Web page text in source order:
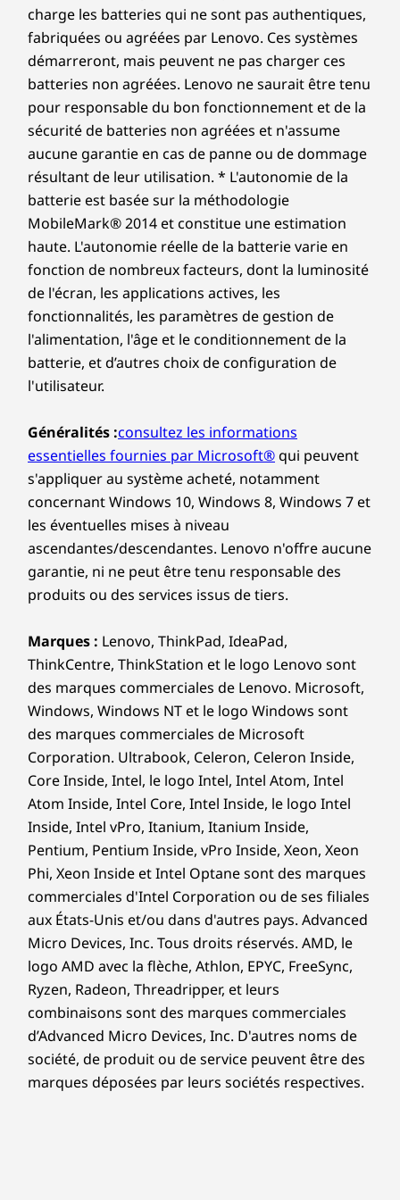
Performances
inégalées
Alimenté par un processeur Intel® Core™
jusqu'à la 14e génération avec Intel vPro®
Enterprise, l’ordinateur de bureau ThinkCentre
M70t Gen 5 est un moteur de performances et
d’efficacité. Les fonctionnalités innovantes de
l’IA au niveau de la puce optimisent les
performances du processeur, la vitesse du
ventilateur et la consommation énergétique.
Défense numérique
assurée
Protégez vos données et votre entreprise avec
ThinkShield, notre suite complète de solutions
de sécurité, dotée du discret Trusted Platform
Module (dTPM) pour protéger les données
critiques grâce au chiffrement. La sécurité
physique est renforcée par Kensington
Security Slots™, les verrouillages électroniques
du châssis et bien plus encore, offrant une
sécurité inégalée.
facteurs, tels que la capacité de traitement des appareils hôtes/périphériques, les
attributs des fichiers, la configuration du système et les environnements
d’exploitation ; les vitesses réelles varient et peuvent être inférieures à celles
attendues.
Sans fil
WiFi 6E*AX211
WiFi 6 AX201
WiFi 6E : * le fonctionnement du Wi-Fi 6 GHz 6E dépend du système d’exploitation pris
en charge, des routeurs, points d’accès et passerelles qui prennent en charge le Wi-Fi
6E, des certifications réglementaires régionales et de l’allocation du spectre.
Design
Dimensions (H x L x P)
346 mm x 145 mm x 296 mm/13,6” x 5,7” x 11,6”
À partir de 5,9 kg
Coloris
Raven Black
Développement durable
Matériaux
Châssis :
85 % de plastiques acrylonitrile-butadiène-styrène
(ABS) recyclés post-consommation (PCC)
Emballage :
90 % de polyéthylène expansé recyclé (EPE) post-
industriel utilisé dans le rembourrage
30 % de plastique provenant des océans (OBP) utilisé
dans la fabrication du sac
Carton certifié Forest Stewardship Council®
Certifications/registres
ENERGY STAR®8.0
EPEAT®Gold*
ERP LOT 3
RoHS
TCO 9.0
TÜV Ultra Low Noise
*Consultez le sitewww.epeat.net pour le statut d’enregistrement par pays.
Disponible sur certains modèles uniquement
Autres informations
14-Optional: Expansion card slots
15-Connecteur d’alimentation
16-Fente de sécurité Kensington™
Comparer
performance
jusqu'à 2 To
Acheter
Comparer
Explorer tous Ordinateurs de bureau et tout-en-un
charge les batteries qui ne sont pas authentiques,
fabriquées ou agréées par Lenovo. Ces systèmes
démarreront, mais peuvent ne pas charger ces
batteries non agréées. Lenovo ne saurait être tenu
pour responsable du bon fonctionnement et de la
sécurité de batteries non agréées et n'assume
aucune garantie en cas de panne ou de dommage
résultant de leur utilisation. * L'autonomie de la
batterie est basée sur la méthodologie
MobileMark® 2014 et constitue une estimation
haute. L'autonomie réelle de la batterie varie en
fonction de nombreux facteurs, dont la luminosité
de l'écran, les applications actives, les
fonctionnalités, les paramètres de gestion de
l'alimentation, l'âge et le conditionnement de la
batterie, et d’autres choix de configuration de
l'utilisateur.
Généralités :consultez les informations
essentielles fournies par Microsoft®qui peuvent
s'appliquer au système acheté, notamment
concernant Windows 10, Windows 8, Windows 7 et
les éventuelles mises à niveau
ascendantes/descendantes. Lenovo n'offre aucune
garantie, ni ne peut être tenu responsable des
produits ou des services issus de tiers.
Marques : Lenovo, ThinkPad, IdeaPad,
ThinkCentre, ThinkStation et le logo Lenovo sont
des marques commerciales de Lenovo. Microsoft,
Windows, Windows NT et le logo Windows sont
des marques commerciales de Microsoft
Corporation. Ultrabook, Celeron, Celeron Inside,
Core Inside, Intel, le logo Intel, Intel Atom, Intel
Atom Inside, Intel Core, Intel Inside, le logo Intel
Inside, Intel vPro, Itanium, Itanium Inside,
Pentium, Pentium Inside, vPro Inside, Xeon, Xeon
Phi, Xeon Inside et Intel Optane sont des marques
commerciales d'Intel Corporation ou de ses filiales
aux États-Unis et/ou dans d'autres pays. Advanced
Micro Devices, Inc. Tous droits réservés. AMD, le
logo AMD avec la flèche, Athlon, EPYC, FreeSync,
Ryzen, Radeon, Threadripper, et leurs
combinaisons sont des marques commerciales
d’Advanced Micro Devices, Inc. D'autres noms de
société, de produit ou de service peuvent être des
marques déposées par leurs sociétés respectives.